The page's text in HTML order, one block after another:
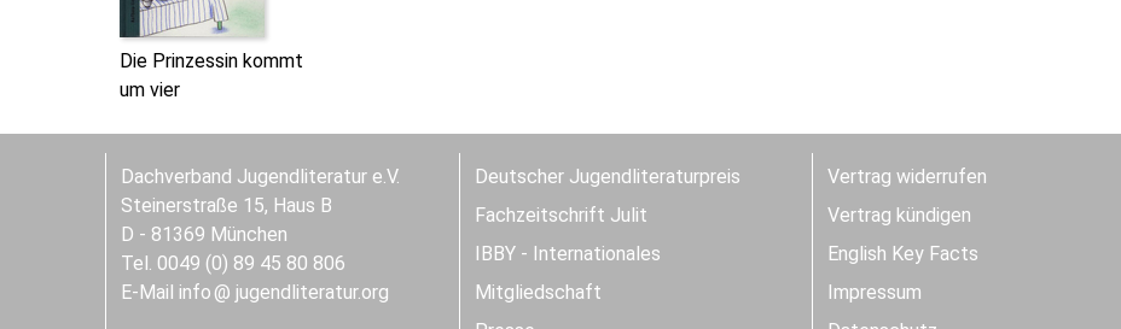
Die Prinzessin kommt
um vier
Dachverband Jugendliteratur e.V.
Steinerstraße 15, Haus B
D - 81369 München
Tel. 0049 (0) 89 45 80 806
E-Mail info jugendliteratur.org
Deutscher Jugendliteraturpreis
Fachzeitschrift Julit
IBBY - Internationales
Mitgliedschaft
Vertrag widerrufen
Vertrag kündigen
English Key Facts
Impressum